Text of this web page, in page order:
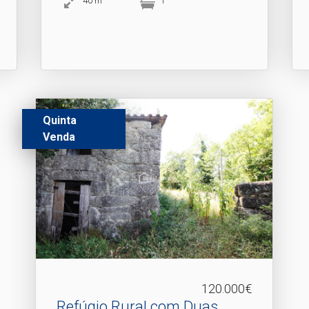
Quinta
Venda
120.000€